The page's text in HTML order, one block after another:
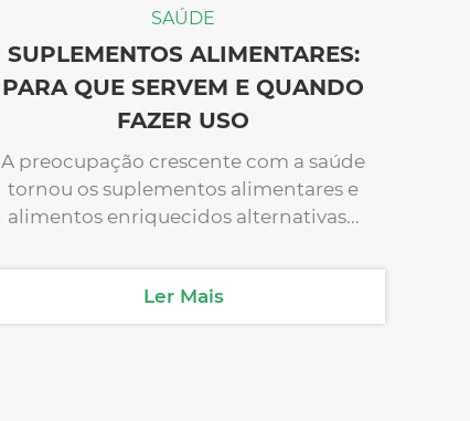
SAÚDE
SUPLEMENTOS ALIMENTARES:
PARA QUE SERVEM E QUANDO
FAZER USO
A preocupação crescente com a saúde
tornou os suplementos alimentares e
alimentos enriquecidos alternativas...
Ler Mais